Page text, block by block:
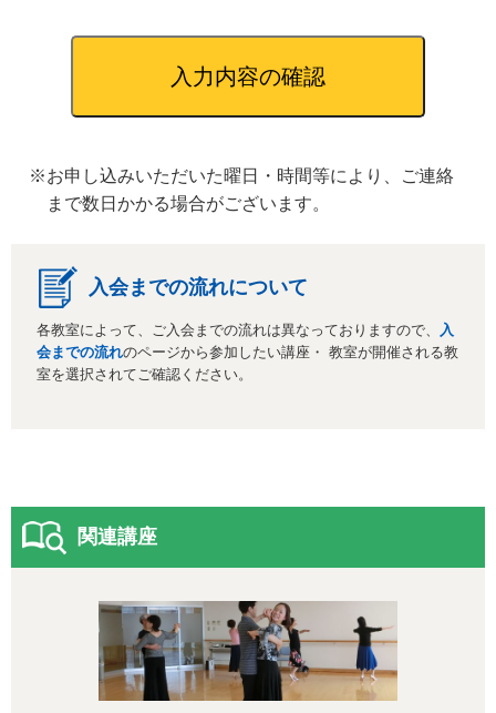
関連講座
※お申し込みいただいた曜日・時間等により、ご連絡
まで数日かかる場合がございます。
入会までの流れについて
各教室によって、ご入会までの流れは異なっておりますので、
入
会までの流れのページから参加したい講座・ 教室が開催される教
室を選択されてご確認ください。